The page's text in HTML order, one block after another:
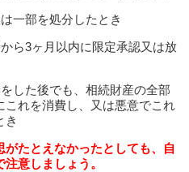
一部を処分したとき
ら3ヶ月以内に限定承認又は放
した後でも、相続財産の全部
れを消費し、又は悪意でこれ
き
たとえなかったとしても、自
意しましょう。